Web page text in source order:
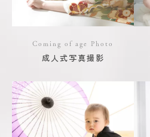
Coming of age Photo
成人式写真撮影